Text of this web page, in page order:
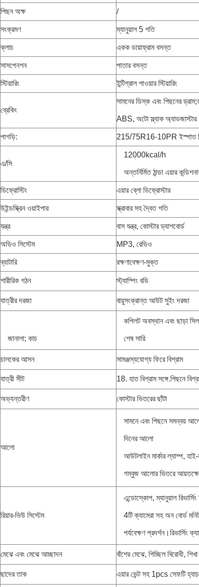
পিছন অক্ষ /
সংক্রমণ ম্যানুয়াল 5 গতি
ক্লাচ একক ডায়াফ্রাম বসন্ত
সাসপেনশন পাতার বসন্ত
স্টিয়ারিং ইন্টিগ্রাল পাওয়ার স্টিয়ারিং
ব্রেকিং
সামনের ডিস্ক এবং পিছনের
ABS, অটো স্ল্যাক
পাগড়ি: 215/75R16-10PR ইস্পাত
এ/সি
12000kcal/h
অন্তর্নির্মিত ঠান্ডা এয়ার
ডিফ্রোস্টিং এয়ার ব্লো ডিফ্রোস্টার
উইন্ডস্ক্রিন ওয়াইপার স্ক্রাবার সহ দ্বৈত গতি
যন্ত্র বাস যন্ত্র, কোস্টার ড্যাশবোর্ড
অডিও সিস্টেম MP3, রেডিও
ব্যাটারি রক্ষণাবেক্ষণ-মুক্ত
শারীরিক গঠন স্ট্যাম্পিং বডি
যাত্রীর দরজা বায়ুসংক্রান্ত আউট সুইং দরজা
জানালা; কাচ
কপিলট অবস্থান এবং ছাড়া
শেষ সারি
চালকের আসন সামঞ্জস্যযোগ্য ফিরে বিশ্রাম
যাত্রী সীট 18. হাত বিশ্রাম সঙ্গে.পিছনে
অভ্যন্তরীণ কোস্টার ভিতরের ছাঁটা
আলো
সামনে এবং পিছনে সমন্বয়
দিনের আলো
আউটলাইন মার্কার ল্যাম্প, হাই-
গম্বুজ আলোর ভিতরে
রিয়ার-ভিউ সিস্টেম
এন্ডোস্কোপ, ম্যানুয়াল রিভার্সিং
4টি ক্যামেরা সহ অন বোর্ড
পর্যবেক্ষণ প্রদর্শন।রিভার্সিং
মেঝে এবং মেঝে আচ্ছাদন বাঁশের মেঝে, পিচ্ছিল বিরোধী,
ছাদের তাক এয়ার ভেন্ট সহ 1pcs সেফটি হ্যাচ